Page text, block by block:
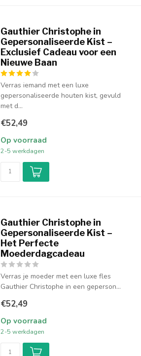
Gauthier Christophe in
Gepersonaliseerde Kist –
Exclusief Cadeau voor een
Nieuwe Baan
Verras iemand met een luxe
gepersonaliseerde houten kist, gevuld
met d...
€52,49
Op voorraad
2-5 werkdagen
Gauthier Christophe in
Gepersonaliseerde Kist –
Het Perfecte
Moederdagcadeau
Verras je moeder met een luxe fles
Gauthier Christophe in een geperson...
€52,49
Op voorraad
2-5 werkdagen